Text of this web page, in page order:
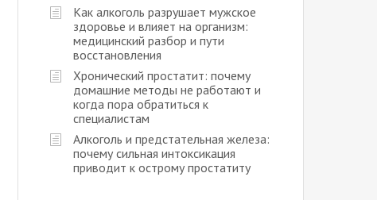
Как алкоголь разрушает мужское
здоровье и влияет на организм:
медицинский разбор и пути
восстановления
Хронический простатит: почему
домашние методы не работают и
когда пора обратиться к
специалистам
Алкоголь и предстательная железа:
почему сильная интоксикация
приводит к острому простатиту